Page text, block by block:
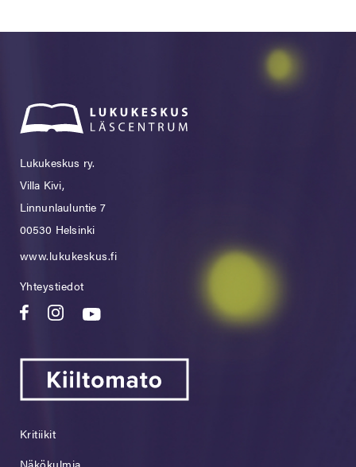
Lukukeskus ry.
Villa Kivi,
Linnunlauluntie 7
00530 Helsinki
www.lukukeskus.fi
Yhteystiedot
Kritiikit
Näkökulmia